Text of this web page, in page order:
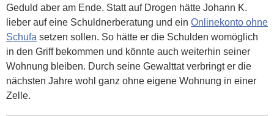
Geduld aber am Ende. Statt auf Drogen hätte Johann K.
lieber auf eine Schuldnerberatung und ein Onlinekonto ohne
Schufa setzen sollen. So hätte er die Schulden womöglich
in den Griff bekommen und könnte auch weiterhin seiner
Wohnung bleiben. Durch seine Gewalttat verbringt er die
nächsten Jahre wohl ganz ohne eigene Wohnung in einer
Zelle.